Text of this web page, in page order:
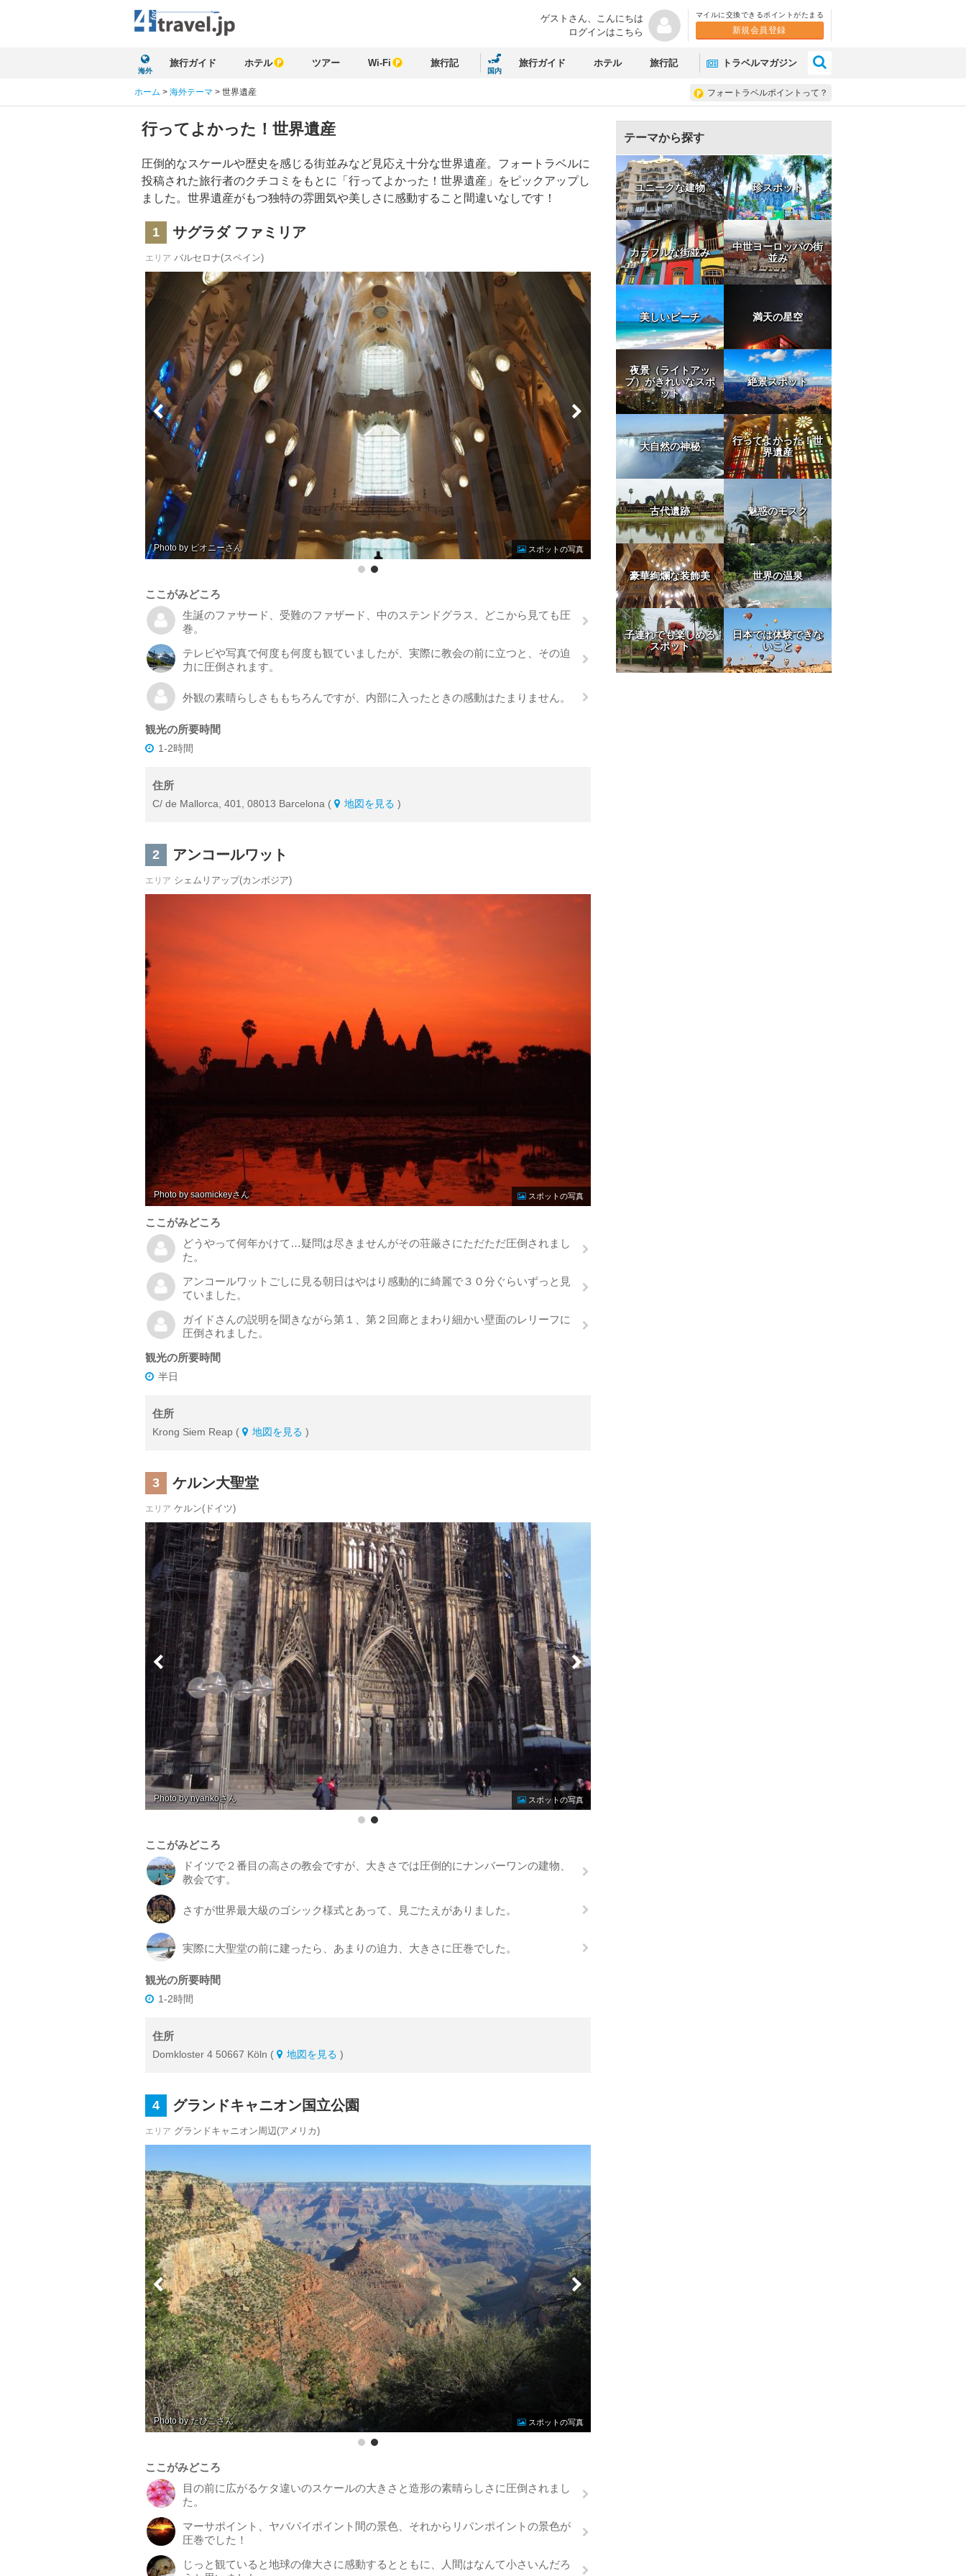
ゲストさん、 こんにちは
ログインはこちら
マイルに交換できるポイントがたまる
新規会員登録
海外
旅行ガイド ホテル ツアー Wi-Fi 旅行記
国内
旅行ガイド ホテル 旅行記 トラベルマガジン
フォートラベルポイントって？
ホーム > 海外テーマ > 世界遺産
行ってよかった！世界遺産
圧倒的なスケールや歴史を感じる街並みなど見応え十分な世界遺産。フォートラベルに
投稿された旅行者のクチコミをもとに「行ってよかった！世界遺産」をピックアップし
ました。世界遺産がもつ独特の雰囲気や美しさに感動すること間違いなしです！
1 サグラダ ファミリア
エリア バルセロナ(スペイン)
Photo by ピオニー Photo by M9
スポットの写真
ここがみどころ
生誕のファサード、受難のファザード、中のステンドグラス、どこから見ても圧
巻。
テレビや写真で何度も何度も観ていましたが、実際に教会の前に立つと、その迫
力に圧倒されます。
外観の素晴らしさももちろんですが、内部に入ったときの感動はたまりません。
観光の所要時間
1-2時間
住所
C/ de Mallorca, 401, 08013 Barcelona ( 地図を見る )
2 アンコールワット
エリア シェムリアップ(カンボジア)
Photo by saomickey スポットの写真
ここがみどころ
どうやって何年かけて…疑問は尽きませんがその荘厳さにただただ圧倒されまし
た。
アンコールワットごしに見る朝日はやはり感動的に綺麗で３０分ぐらいずっと見
ていました。
ガイドさんの説明を聞きながら第１、第２回廊とまわり細かい壁面のレリーフに
圧倒されました。
観光の所要時間
半日
住所
Krong Siem Reap ( 地図を見る )
3 ケルン大聖堂
エリア ケルン(ドイツ)
Photo by nyanko スポットの写真
ここがみどころ
ドイツで２番目の高さの教会ですが、大きさでは圧倒的にナンバーワンの建物、
教会です。
さすが世界最大級のゴシック様式とあって、見ごたえがありました。
実際に大聖堂の前に建ったら、あまりの迫力、大きさに圧巻でした。
観光の所要時間
1-2時間
住所
Domkloster 4 50667 Köln ( 地図を見る )
4 グランドキャニオン国立公園
エリア グランドキャニオン周辺(アメリカ)
Photo by たびこ スポットの写真
ここがみどころ
目の前に広がるケタ違いのスケールの大きさと造形の素晴らしさに圧倒されまし
た。
マーサポイント、ヤバパイポイント間の景色、それからリパンポイントの景色が
圧巻でした！
じっと観ていると地球の偉大さに感動するとともに、人間はなんて小さいんだろ
テーマから探す
ユニークな建物 珍スポット
カラフルな街並み
中世ヨーロッパの街
並み
美しいビーチ 満天の星空
夜景（ライトアッ
プ）がきれいなスポ
ット
絶景スポット
大自然の神秘
行ってよかった！世
界遺産
古代遺跡 魅惑のモスク
豪華絢爛な装飾美 世界の温泉
子連れでも楽しめる
スポット
日本では体験できな
いこと